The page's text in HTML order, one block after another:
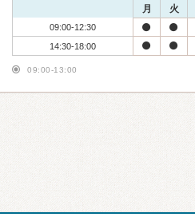
月 火
09:00-12:30
14:30-18:00
09:00-13:00